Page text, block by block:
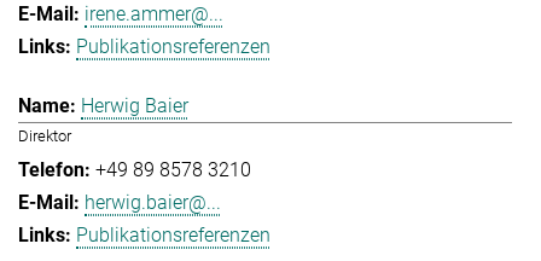
irene.ammer@...
Publikationsreferenzen
Herwig Baier
Direktor
+49 89 8578 3210
herwig.baier@...
Publikationsreferenzen